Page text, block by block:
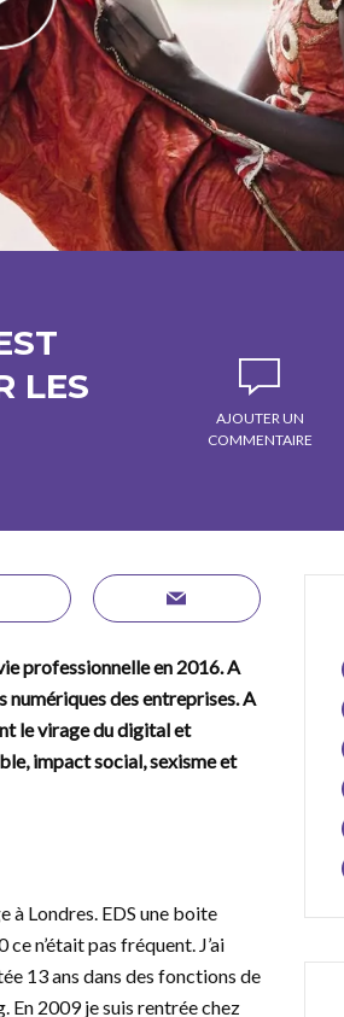
LES
AJOUTER UN
COMMENTAIRE
professionnelle en 2016. A
numériques des entreprises. A
le virage du digital et
impact social, sexisme et
à Londres. EDS une boite
n’était pas fréquent. J’ai
13 ans dans des fonctions de
En 2009 je suis rentrée chez